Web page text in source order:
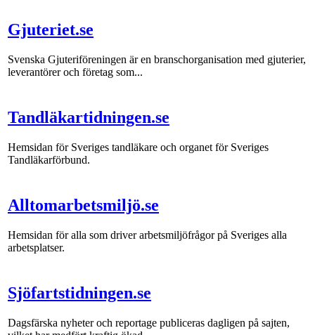
Gjuteriet.se
Svenska Gjuteriföreningen är en branschorganisation med gjuterier,
leverantörer och företag som...
Tandläkartidningen.se
Hemsidan för Sveriges tandläkare och organet för Sveriges
Tandläkarförbund.
Alltomarbetsmiljö.se
Hemsidan för alla som driver arbetsmiljöfrågor på Sveriges alla
arbetsplatser.
Sjöfartstidningen.se
Dagsfärska nyheter och reportage publiceras dagligen på sajten,